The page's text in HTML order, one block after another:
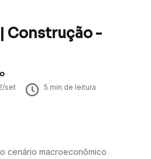
Construção -
set 5 min de leitura
cenário macroeconômico